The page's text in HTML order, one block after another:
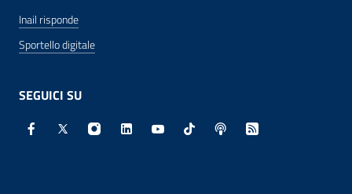
Inail risponde
Sportello digitale
SEGUICI SU
Facebook - Sito esterno - Apertura in nuova finestra
X - Sito esterno - Apertura in nuova finestra
Instagram - Sito esterno - Apertura in
Linkedin - Sito esterno - Apertura in
Youtube - Sito esterno -
TikTok - Sito esterno -
Spreaker - Sito
Feed RSS -